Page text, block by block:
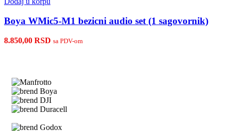
Boya WMic5-M1 bezicni audio set (1 sagovornik)
8.850,00 RSD sa PDV-om